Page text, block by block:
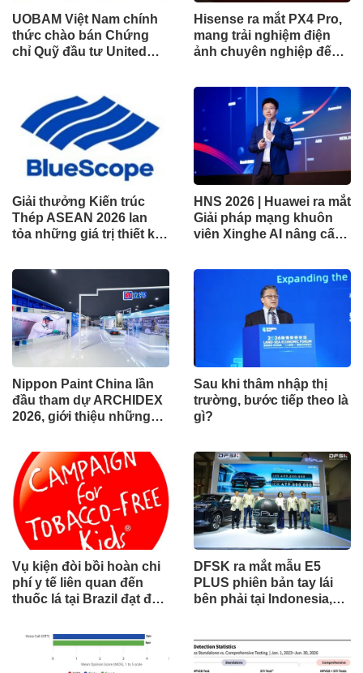
UOBAM Việt Nam chính
thức chào bán Chứng
chỉ Quỹ đầu tư United
Hisense ra mắt PX4 Pro,
mang trải nghiệm điện
ảnh chuyên nghiệp đến
Giải thưởng Kiến trúc
Thép ASEAN 2026 lan
tỏa những giá trị thiết kế
vực
HNS 2026 | Huawei ra mắt
Giải pháp mạng khuôn
viên Xinghe AI nâng cấp
Nippon Paint China lần
đầu tham dự ARCHIDEX
2026, giới thiệu những
công nghiệp
Sau khi thâm nhập thị
trường, bước tiếp theo là
gì?
Vụ kiện đòi bồi hoàn chi
phí y tế liên quan đến
thuốc lá tại Brazil đạt đến
tòa án chuẩn bị ra phán
DFSK ra mắt mẫu E5
PLUS phiên bản tay lái
bên phải tại Indonesia,
toàn cầu